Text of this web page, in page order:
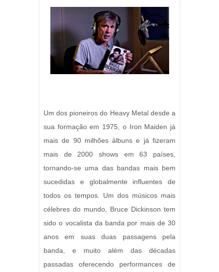
Um dos pioneiros do Heavy Metal desde a
sua formação em 1975, o Iron Maiden já
mais de 90 milhões álbuns e já fizeram
mais de 2000 shows em 63 países,
tornando-se uma das bandas mais bem
sucedidas e globalmente influentes de
todos os tempos. Um dos músicos mais
célebres do mundo, Bruce Dickinson tem
sido o vocalista da banda por mais de 30
anos em suas duas passagens pela
banda, e muito além das décadas
passadas oferecendo performances de